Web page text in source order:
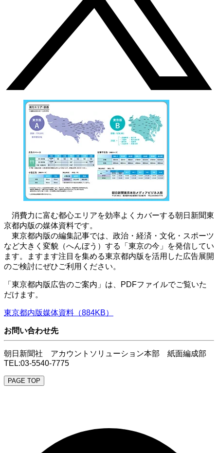
消費力に富む都心エリアを効率よくカバーする朝日新聞東
京都内版の媒体資料です。
東京都内版の編集記事では、政治・経済・文化・スポーツ
など大きく変貌（へんぼう）する「東京の今」を発信してい
ます。ますます注目を集める東京都内版を活用した広告展開
のご検討にぜひご利用ください。
「東京都内版広告のご案内」は、PDFファイルでご覧いた
だけます。
東京都内版媒体資料（884KB）
お問い合わせ先
朝日新聞社 アカウントソリューション本部 紙面編成部
TEL:03-5540-7775
PAGE TOP